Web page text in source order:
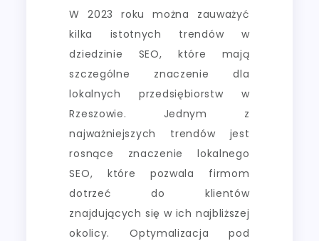
W 2023 roku można zauważyć
kilka istotnych trendów w
dziedzinie SEO, które mają
szczególne znaczenie dla
lokalnych przedsiębiorstw w
Rzeszowie. Jednym z
najważniejszych trendów jest
rosnące znaczenie lokalnego
SEO, które pozwala firmom
dotrzeć do klientów
znajdujących się w ich najbliższej
okolicy. Optymalizacja pod